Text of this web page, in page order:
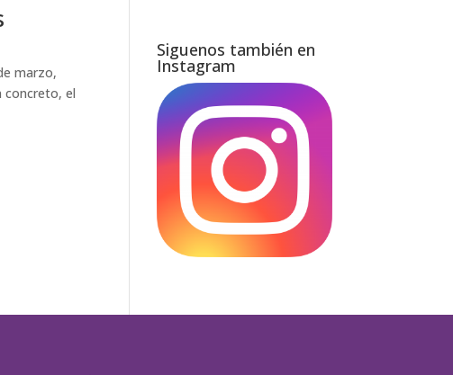
marzo,
concreto, el
Siguenos también en
Instagram